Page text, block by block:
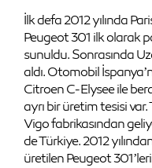
İlk defa 2012 yılında
Peugeot 301 ilk olarak
sunuldu. Sonrasında
aldı. Otomobil
Citroen C-Elysee ile
ayrı bir üretim tesisi
Vigo fabrikasından
de Türkiye. 2012
üretilen Peugeot